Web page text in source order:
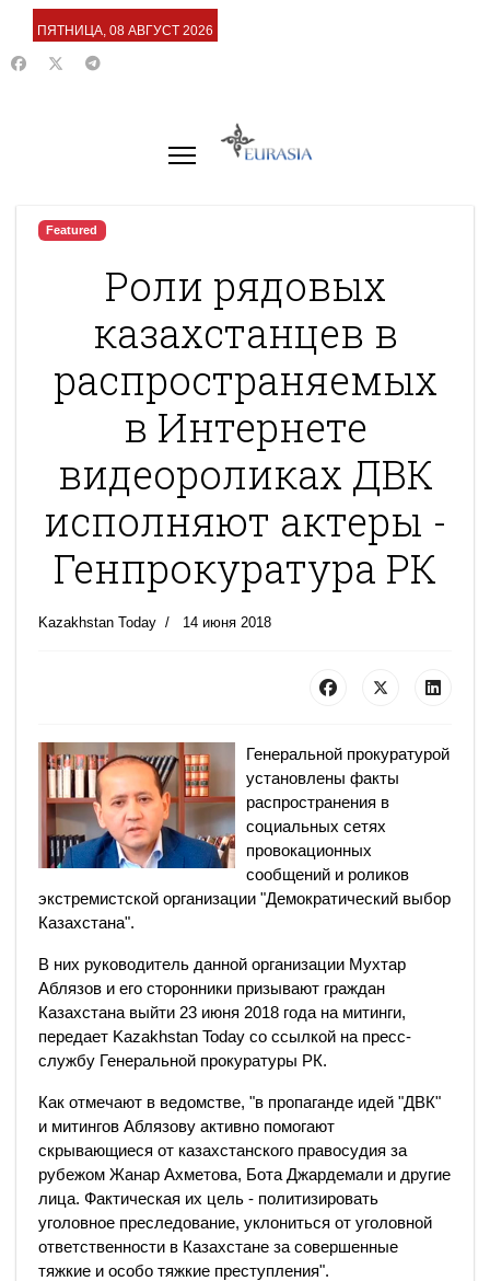
ПЯТНИЦА, 08 АВГУСТ 2026
Featured
Роли рядовых
казахстанцев в
распространяемых
в Интернете
видеороликах ДВК
исполняют актеры -
Генпрокуратура РК
Kazakhstan Today 14 июня 2018
Генеральной прокуратурой
установлены факты
распространения в
социальных сетях
провокационных
сообщений и роликов
экстремистской организации "Демократический выбор
Казахстана".
В них руководитель данной организации Мухтар
Аблязов и его сторонники призывают граждан
Казахстана выйти 23 июня 2018 года на митинги,
передает Kazakhstan Today со ссылкой на пресс-
службу Генеральной прокуратуры РК.
Как отмечают в ведомстве, "в пропаганде идей "ДВК"
и митингов Аблязову активно помогают
скрывающиеся от казахстанского правосудия за
рубежом Жанар Ахметова, Бота Джардемали и другие
лица. Фактическая их цель - политизировать
уголовное преследование, уклониться от уголовной
ответственности в Казахстане за совершенные
тяжкие и особо тяжкие преступления".